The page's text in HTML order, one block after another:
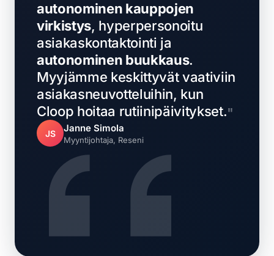
autonominen kauppojen
virkistys, hyperpersonoitu
asiakaskontaktointi ja
autonominen buukkaus.
Myyjämme keskittyvät vaativiin
asiakasneuvotteluihin, kun
Cloop hoitaa rutiinipäivitykset.
JS Janne Simola
Myyntijohtaja, Reseni